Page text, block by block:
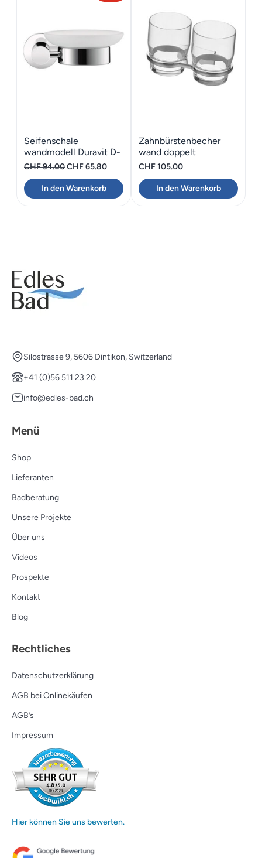
Seifenschale
wandmodell Duravit D-
Code rechts
CHF94.00Ursprünglicher
Preis
war:
CHF65.80Aktueller
Preis
In den Warenkorb
Zahnbürstenbecher
wand doppelt
Bodenschatz Chic 14
CHF105.00
In den Warenkorb
Silostrasse 9, 5606 Dintikon, Switzerland
+41 (0)56 511 23 20
info@edles-bad.ch
Menü
Shop
Lieferanten
Badberatung
Unsere Projekte
Über uns
Videos
Prospekte
Kontakt
Blog
Rechtliches
Datenschutzerklärung
AGB bei Onlinekäufen
AGB’s
Impressum
Hier können Sie uns bewerten.